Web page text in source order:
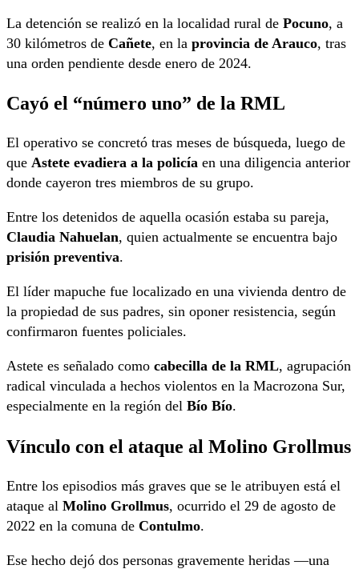
La detención se realizó en la localidad rural de Pocuno, a
30 kilómetros de Cañete, en la provincia de Arauco, tras
una orden pendiente desde enero de 2024.
Cayó el “número uno” de la RML
El operativo se concretó tras meses de búsqueda, luego de
que Astete evadiera a la policía en una diligencia anterior
donde cayeron tres miembros de su grupo.
Entre los detenidos de aquella ocasión estaba su pareja,
Claudia Nahuelan, quien actualmente se encuentra bajo
prisión preventiva.
El líder mapuche fue localizado en una vivienda dentro de
la propiedad de sus padres, sin oponer resistencia, según
confirmaron fuentes policiales.
Astete es señalado como cabecilla de la RML, agrupación
radical vinculada a hechos violentos en la Macrozona Sur,
especialmente en la región del Bío Bío.
Vínculo con el ataque al Molino Grollmus
Entre los episodios más graves que se le atribuyen está el
ataque al Molino Grollmus, ocurrido el 29 de agosto de
2022 en la comuna de Contulmo.
Ese hecho dejó dos personas gravemente heridas —una